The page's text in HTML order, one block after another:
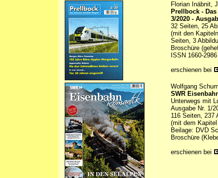
Florian Inäbnit,
Prellbock -
3/2020 -
32 Seiten, 25
(mit den
Seiten, 3
Broschüre
ISSN 1660-2986
erschienen bei
Wolfgang
SWR
Unterwegs mit
Ausgabe Nr. 1/
116 Seiten, 237
(mit dem
Beilage: DVD
Broschüre
erschienen bei